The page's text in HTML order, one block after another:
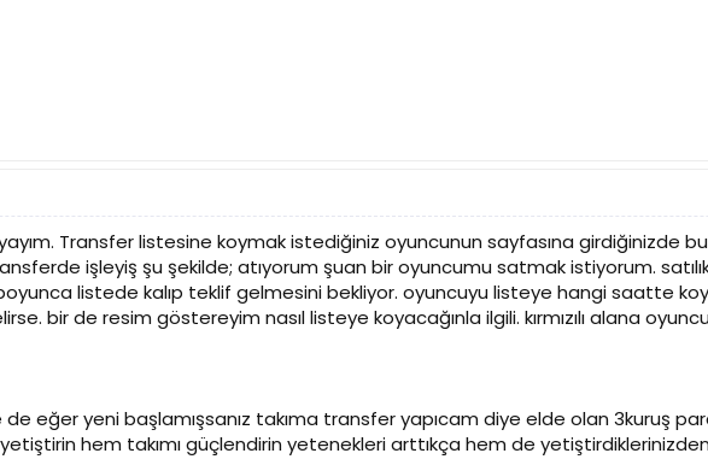
Transfer listesine koymak istediğiniz oyuncunun sayfasına girdiğinizde
işleyiş şu şekilde; atıyorum şuan bir oyuncumu satmak istiyorum.
boyunca listede kalıp teklif gelmesini bekliyor. oyuncuyu listeye hangi saatte
bir de resim göstereyim nasıl listeye koyacağınla ilgili. kırmızılı alana
eğer yeni başlamışsanız takıma transfer yapıcam diye elde olan 3kuruş
hem takımı güçlendirin yetenekleri arttıkça hem de